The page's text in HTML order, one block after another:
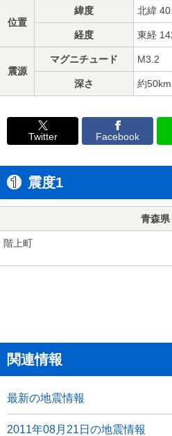
位置
緯度 北緯
経度 東経
震源
マグニチュード M3.2
深さ 約50km
Twitter Facebook
震度1
青森県
階上町
関連情報
最新の地震情報
2011年08月21日の地震情報